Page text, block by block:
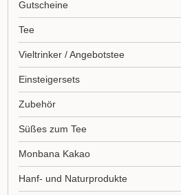
Gutscheine
Tee
Vieltrinker / Angebotstee
Einsteigersets
Zubehör
Süßes zum Tee
Monbana Kakao
Hanf- und Naturprodukte